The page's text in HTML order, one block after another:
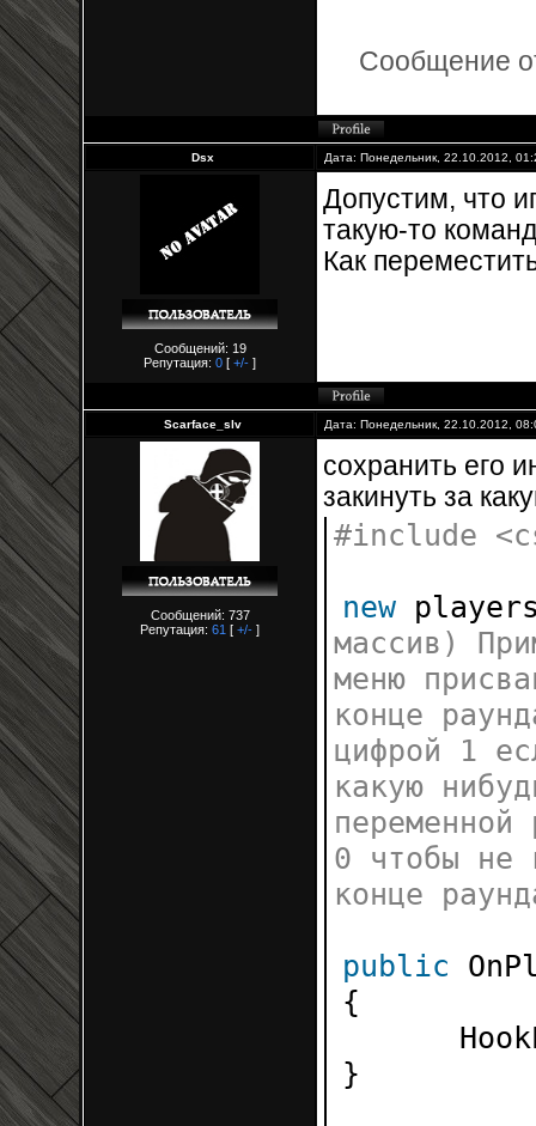
Сообщение
Dsx Дата: Понедельник, 22.10.2012,
Сообщений: 19
Репутация: 0 [ +/- ]
Допустим, что
такую-то
Как
Scarface_slv Дата: Понедельник, 22.10.2012,
Сообщений: 737
Репутация: 61 [ +/- ]
сохранить его
закинуть за
#include
new
массив)
меню
конце
цифрой 1
какую
0 чтобы не
конце
public
{
}